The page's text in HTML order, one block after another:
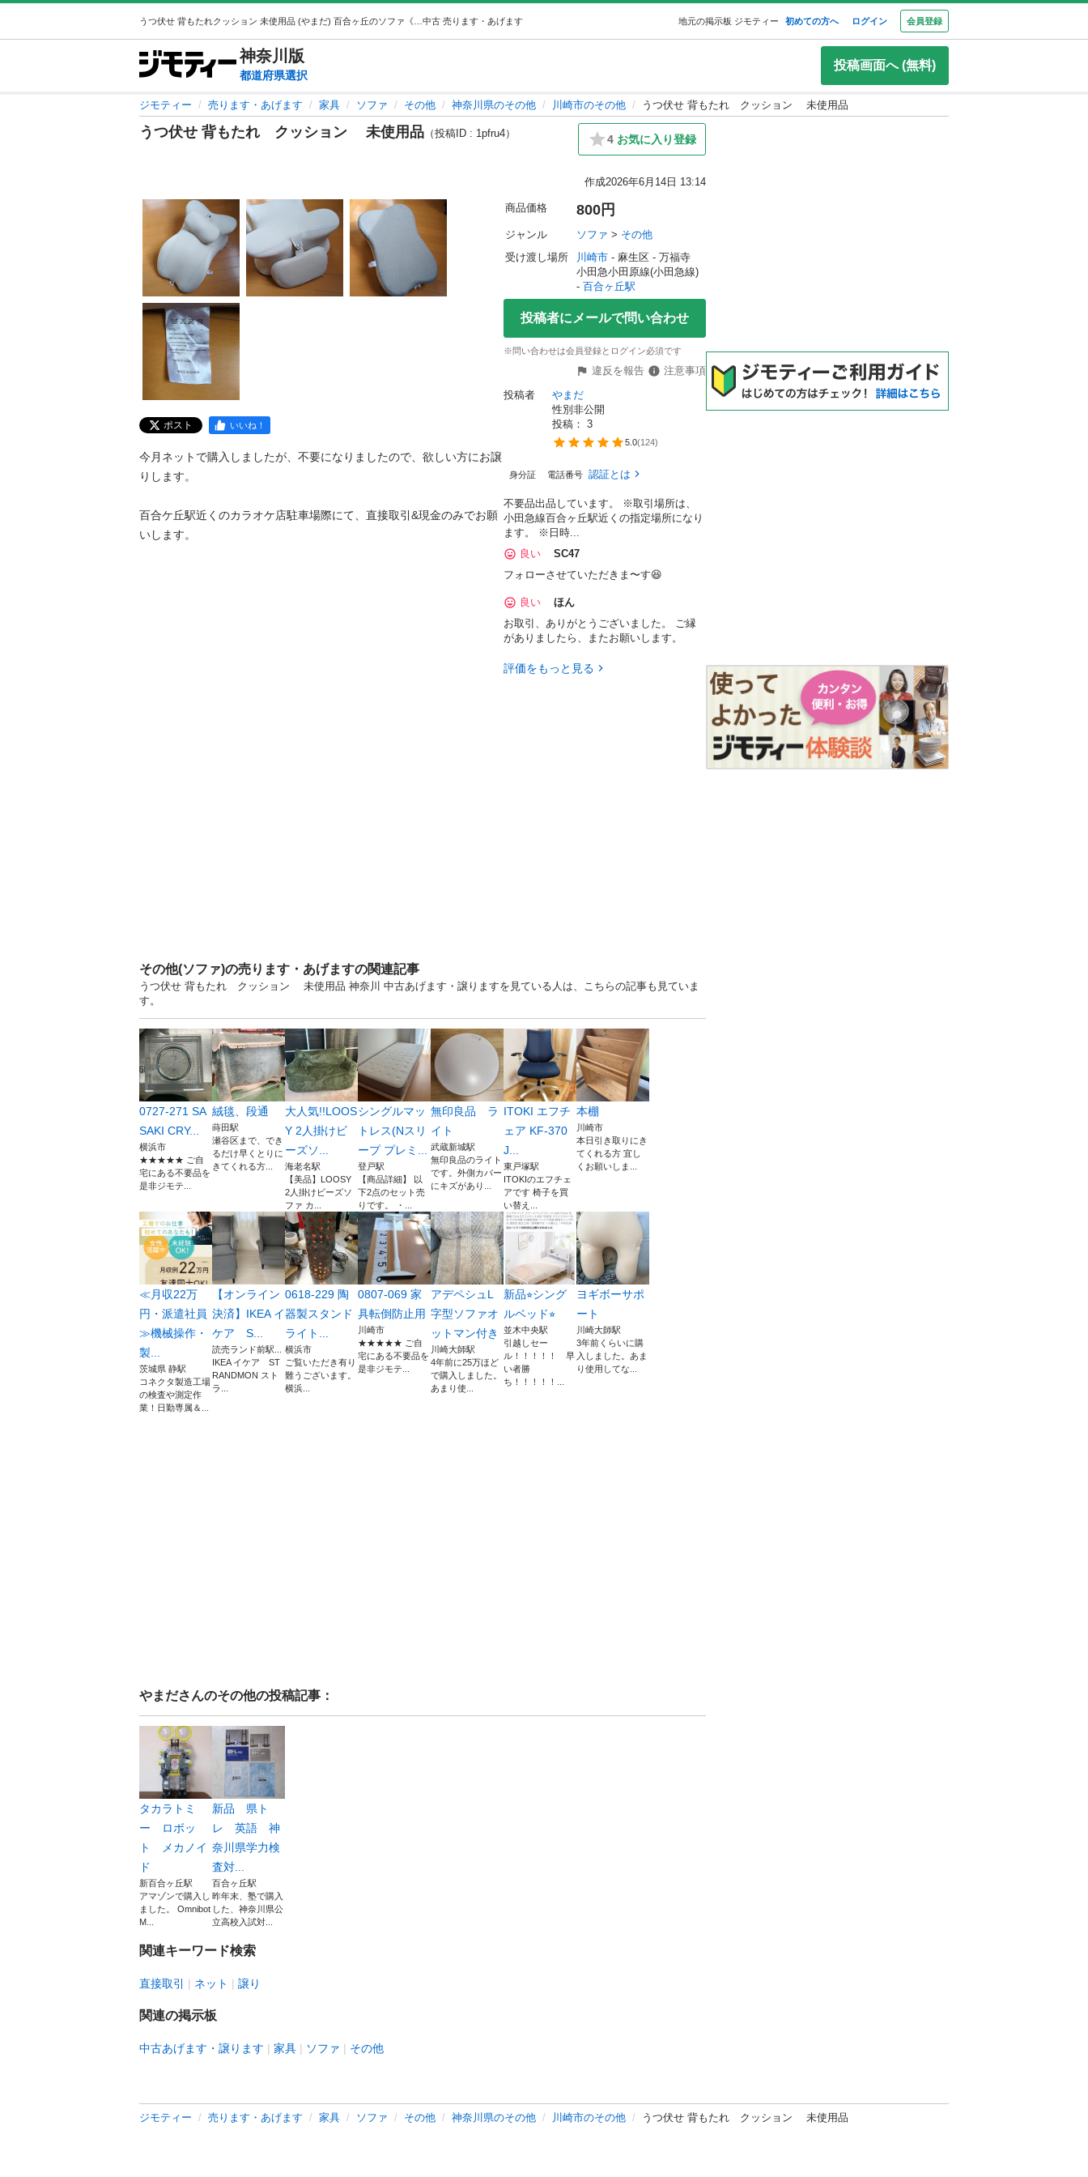
中古 売ります・あげます 地元の掲示板 ジモティー 初めての方へ ログイン 会員登録
神奈川 版
都道府県選択
投稿画面へ (無料)
ジモティー 売ります・あげます 家具 ソファ その他 神奈川県のその他 川崎市のその他 うつ伏せ 背もたれ クッション 未使用品
うつ伏せ 背もたれ クッション 未使用品 （投稿ID : 1pfru4） 4 お気に入り登録
作成2026年6月14日 13:14
ポスト いいね！
今月ネットで購入しましたが、不要になりましたので、欲しい方にお譲
りします。
百合ケ丘駅近くのカラオケ店駐車場際にて、直接取引&現金のみでお願
いします。
商品価格 800円
ジャンル ソファ > その他
受け渡し場所
川崎市 - 麻生区 - 万福寺
小田急小田原線(小田急線)
- 百合ヶ丘駅
投稿者にメールで問い合わせ
※問い合わせは会員登録とログイン必須です
違反を報告
注意事項
投稿者
やまだ
性別非公開
投稿： 3
5.0(124)
身分証 電話番号 認証とは
不要品出品しています。 ※取引場所は、
小田急線百合ヶ丘駅近くの指定場所になり
ます。 ※日時...
良い
SC47
フォローさせていただきま〜す😆
良い
ほん
お取引、ありがとうございました。 ご縁
がありましたら、またお願いします。
評価をもっと見る
その他(ソファ)の売ります・あげますの関連記事
うつ伏せ 背もたれ クッション 未使用品 神奈川 中古あげます・譲りますを見ている人は、こちらの記事も見ていま
す。
0727-271 SA
SAKI CRY...
横浜市
★★★★★ ご自
宅にある不要品を
是非ジモテ...
絨毯、段通
蒔田駅
瀬谷区まで、でき
るだけ早くとりに
きてくれる方...
大人気!!LOOS
Y 2人掛けビ
ーズソ...
海老名駅
【美品】LOOSY
2人掛けビーズソ
ファ カ...
シングルマッ
トレス(Nスリ
ープ プレミ...
登戸駅
【商品詳細】 以
下2点のセット売
りです。 ・...
無印良品 ラ
イト
武蔵新城駅
無印良品のライト
です。外側カバー
にキズがあり...
ITOKI エフチ
ェア KF-370
J...
東戸塚駅
ITOKIのエフチェ
アです 椅子を買
い替え...
本棚
川崎市
本日引き取りにき
てくれる方 宜し
くお願いしま...
≪月収22万
円・派遣社員
≫機械操作・
製...
茨城県 静駅
コネクタ製造工場
の検査や測定作
業！日勤専属＆...
【オンライン
決済】IKEA イ
ケア S...
読売ランド前駅...
IKEA イケア ST
RANDMON スト
ラ...
0618-229 陶
器製スタンド
ライト...
横浜市
ご覧いただき有り
難うございます。
横浜...
0807-069 家
具転倒防止用
川崎市
★★★★★ ご自
宅にある不要品を
是非ジモテ...
アデペシュL
字型ソファオ
ットマン付き
川崎大師駅
4年前に25万ほど
で購入しました。
あまり使...
新品⭐︎シング
ルベッド⭐︎
並木中央駅
引越しセー
ル！！！！！ 早
い者勝
ち！！！！！...
ヨギボーサポ
ート
川崎大師駅
3年前くらいに購
入しました。あま
り使用してな...
やまださんのその他の投稿記事：
タカラトミ
ー ロボッ
ト メカノイ
ド
新百合ヶ丘駅
アマゾンで購入し
ました。 Omnibot
M...
新品 県ト
レ 英語 神
奈川県学力検
査対...
百合ヶ丘駅
昨年末、塾で購入
した、神奈川県公
立高校入試対...
関連キーワード検索
直接取引 ネット 譲り
関連の掲示板
中古あげます・譲ります 家具 ソファ その他
ジモティー 売ります・あげます 家具 ソファ その他 神奈川県のその他 川崎市のその他 うつ伏せ 背もたれ クッション 未使用品